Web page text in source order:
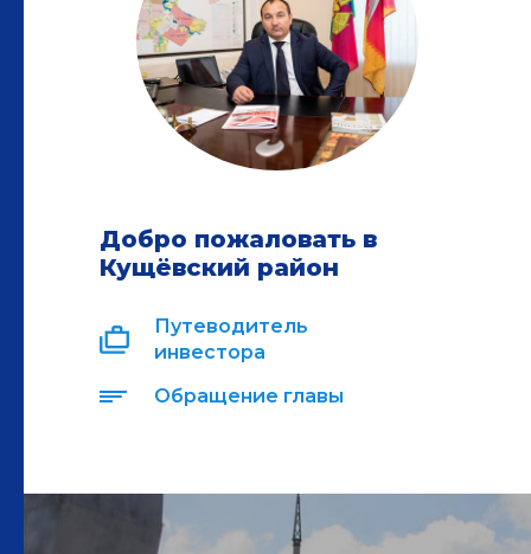
Добро пожаловать в
Кущёвский район
Путеводитель
инвестора
Обращение главы